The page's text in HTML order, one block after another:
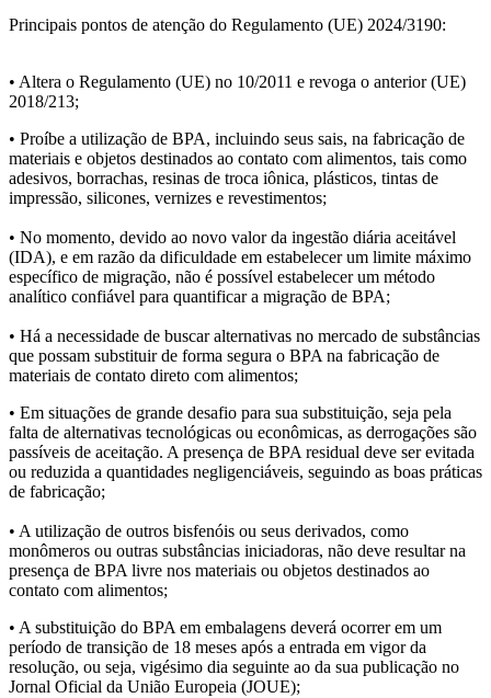
Principais pontos de atenção do Regulamento (UE) 2024/3190:
• Altera o Regulamento (UE) no 10/2011 e revoga o anterior (UE)
2018/213;
• Proíbe a utilização de BPA, incluindo seus sais, na fabricação de
materiais e objetos destinados ao contato com alimentos, tais como
adesivos, borrachas, resinas de troca iônica, plásticos, tintas de
impressão, silicones, vernizes e revestimentos;
• No momento, devido ao novo valor da ingestão diária aceitável
(IDA), e em razão da dificuldade em estabelecer um limite máximo
específico de migração, não é possível estabelecer um método
analítico confiável para quantificar a migração de BPA;
• Há a necessidade de buscar alternativas no mercado de substâncias
que possam substituir de forma segura o BPA na fabricação de
materiais de contato direto com alimentos;
• Em situações de grande desafio para sua substituição, seja pela
falta de alternativas tecnológicas ou econômicas, as derrogações são
passíveis de aceitação. A presença de BPA residual deve ser evitada
ou reduzida a quantidades negligenciáveis, seguindo as boas práticas
de fabricação;
• A utilização de outros bisfenóis ou seus derivados, como
monômeros ou outras substâncias iniciadoras, não deve resultar na
presença de BPA livre nos materiais ou objetos destinados ao
contato com alimentos;
• A substituição do BPA em embalagens deverá ocorrer em um
período de transição de 18 meses após a entrada em vigor da
resolução, ou seja, vigésimo dia seguinte ao da sua publicação no
Jornal Oficial da União Europeia (JOUE);